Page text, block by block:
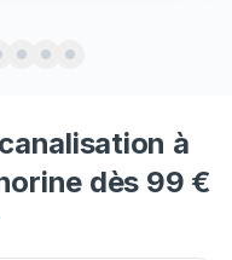
à
dès 99 €